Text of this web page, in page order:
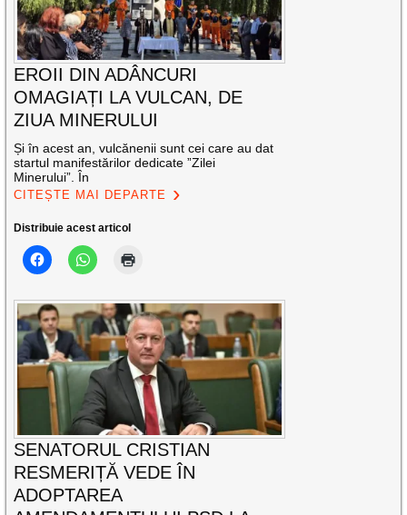
EROII DIN ADÂNCURI
OMAGIAȚI LA VULCAN, DE
ZIUA MINERULUI
Și în acest an, vulcănenii sunt cei care au dat
startul manifestărilor dedicate ”Zilei
Minerului”. În
CITEȘTE MAI DEPARTE
Distribuie acest articol
SENATORUL CRISTIAN
RESMERIȚĂ VEDE ÎN
ADOPTAREA